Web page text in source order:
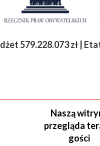
579.228.073 zł | Etaty
Naszą
przegląda
gości